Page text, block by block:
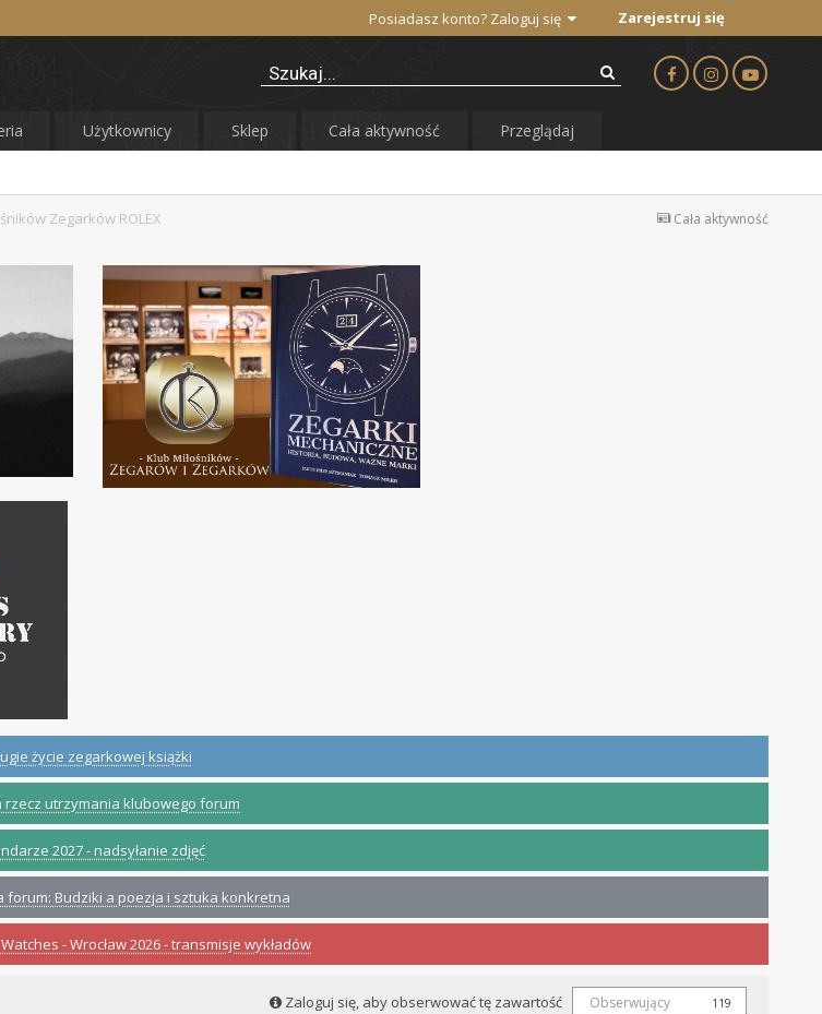
Posiadasz konto? Zaloguj się Zarejestruj się
Użytkownicy Sklep Cała aktywność Przeglądaj
Cała aktywność
Zegarków ROLEX
życie zegarkowej książki
rzecz utrzymania klubowego forum
2027 - nadsyłanie zdjęć
forum: Budziki a poezja i sztuka konkretna
- Wrocław 2026 - transmisje wykładów
Zaloguj się, aby obserwować tę zawartość Obserwujący 119